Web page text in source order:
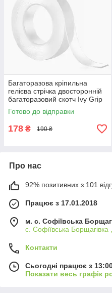
Багаторазова кріпильна
гелієва стрічка двосторонній
багаторазовий скотч Ivy Grip
Tape 5м
Готово до відправки
178 ₴ 190 ₴
Про нас
92% позитивних з 101
Працює з 17.01.2018
м. c. Софіївська
c. Софіївська Борщагівка
Контакти
Сьогодні працює з
Показати весь графік